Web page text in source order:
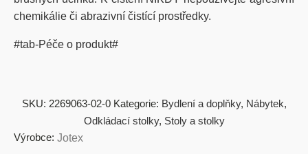
chemikálie či abrazivní čistící prostředky.
#tab-Péče o produkt#
SKU: 2269063-02-0 Kategorie: Bydlení a doplňky, Nábytek,
Odkládací stolky, Stoly a stolky
Výrobce: Jotex